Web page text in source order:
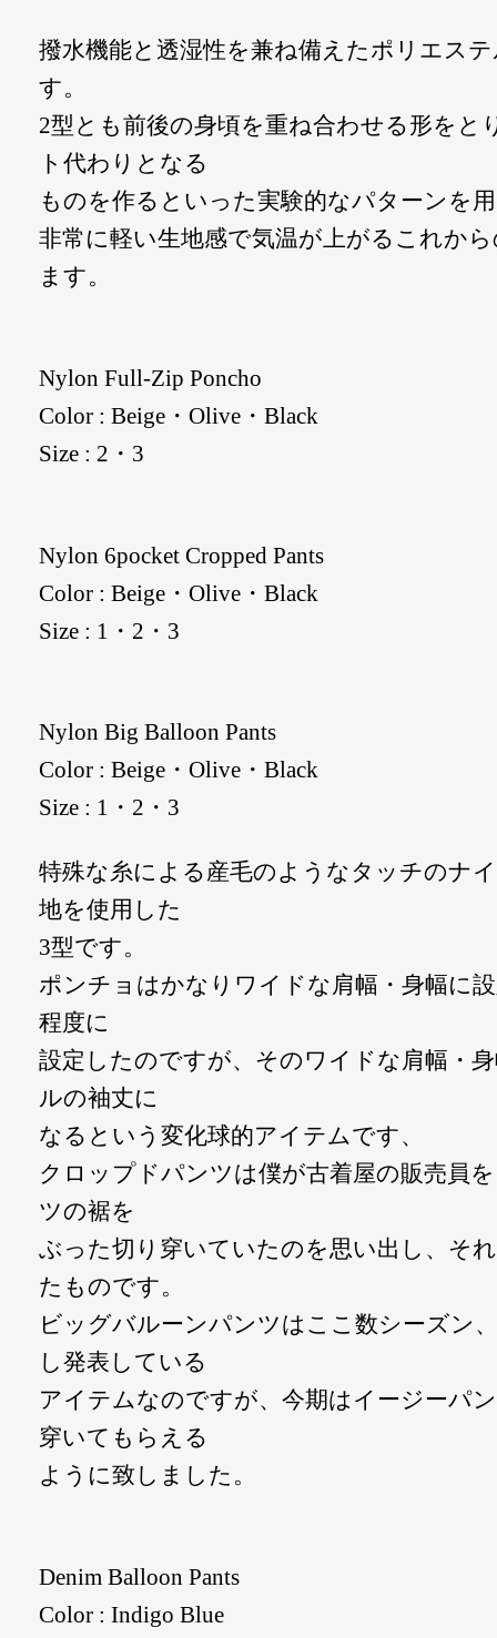
撥水機能と透湿性を兼ね備えたポリエス
す。
2型とも前後の身頃を重ね合わせる形をと
ト代わりとなる
ものを作るといった実験的なパターンを
非常に軽い生地感で気温が上がるこれか
ます。
Nylon Full-Zip Poncho
Color : Beige・Olive・Black
Size : 2・3
Nylon 6pocket Cropped Pants
Color : Beige・Olive・Black
Size : 1・2・3
Nylon Big Balloon Pants
Color : Beige・Olive・Black
Size : 1・2・3
特殊な糸による産毛のようなタッチのナ
地を使用した
3型です。
ポンチョはかなりワイドな肩幅・身幅に
程度に
設定したのですが、そのワイドな肩幅・
ルの袖丈に
なるという変化球的アイテムです、
クロップドパンツは僕が古着屋の販売員
ツの裾を
ぶった切り穿いていたのを思い出し、そ
たものです。
ビッグバルーンパンツはここ数シーズン
し発表している
アイテムなのですが、今期はイージーパ
穿いてもらえる
ように致しました。
Denim Balloon Pants
Color : Indigo Blue